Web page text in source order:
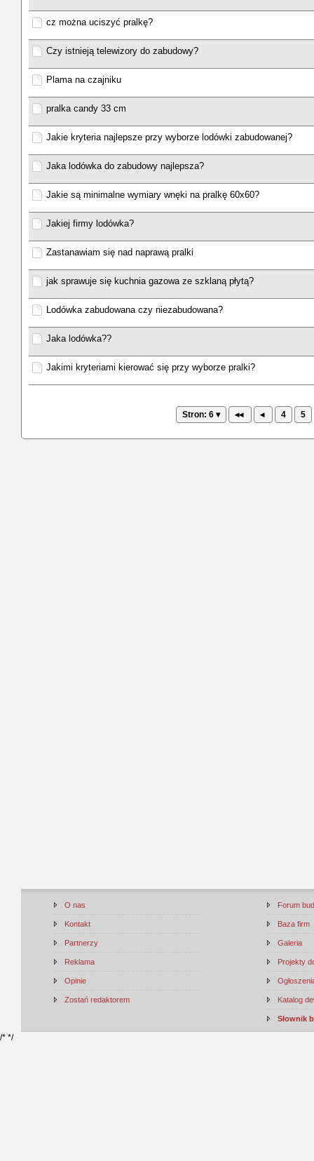
cz można uciszyć pralkę?
Czy istnieją telewizory do zabudowy?
Plama na czajniku
pralka candy 33 cm
Jakie kryteria najlepsze przy wyborze lodówki zabudowanej?
Jaka lodówka do zabudowy najlepsza?
Jakie są minimalne wymiary wnęki na pralkę 60x60?
Jakiej firmy lodówka?
Zastanawiam się nad naprawą pralki
jak sprawuje się kuchnia gazowa ze szklaną płytą?
Lodówka zabudowana czy niezabudowana?
Jaka lodówka??
Jakimi kryteriami kierować się przy wyborze pralki?
Stron: 6 ▾ ◂◂ ◂ 4 5
O nas
Kontakt
Partnerzy
Reklama
Opinie
Zostań redaktorem
Forum
Baza firm
Galeria
Projekty
Katalog
Słownik
/* */